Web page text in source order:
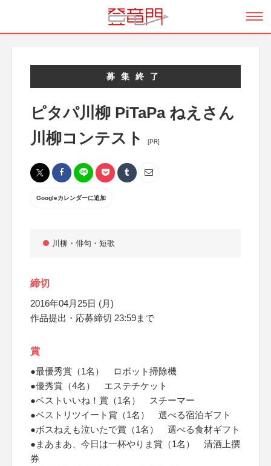
募集終了
ピタパ川柳 PiTaPa ねえさん
川柳コンテスト
[PR]
Googleカレンダーに追加
川柳・俳句・短歌
締切
2016年04月25日 (月)
作品提出・応募締切 23:59まで
賞
●最優秀賞（1名） ロボット掃除機
●優秀賞（4名） エステチケット
●ベストいいね！賞（1名） スチーマー
●ベストリツイート賞（1名） 選べる宿泊ギフト
●ボスねえも泣いたで賞（1名） 選べる食材ギフト
●まあまあ、今日は一杯やりま賞（1名） 清酒上撰
券